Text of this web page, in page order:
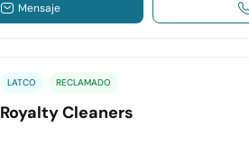
Mensaje
LATCO RECLAMADO
Royalty Cleaners